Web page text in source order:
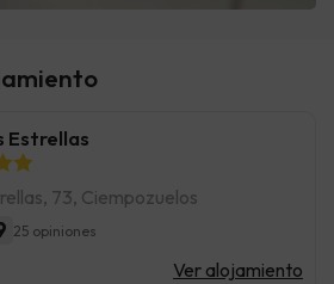
Estrellas
73, Ciempozuelos
25 opiniones
Ver alojamiento